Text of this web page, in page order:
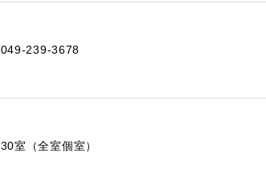
049-239-3678
30室（全室個室）